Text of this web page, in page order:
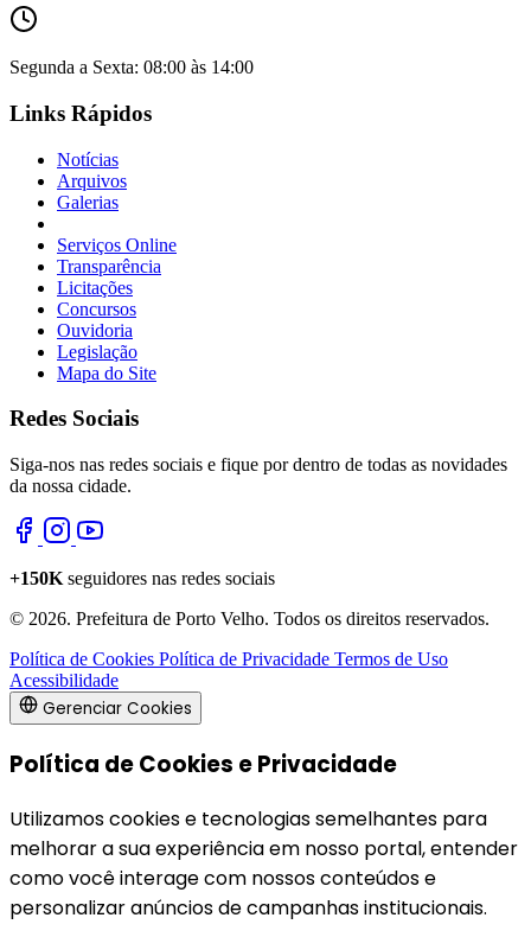
Segunda a Sexta: 08:00 às 14:00
Links Rápidos
Notícias
Arquivos
Galerias
Serviços Online
Transparência
Licitações
Concursos
Ouvidoria
Legislação
Mapa do Site
Redes Sociais
Siga-nos nas redes sociais e fique por dentro de todas as novidades
da nossa cidade.
+150K seguidores nas redes sociais
© 2026. Prefeitura de Porto Velho. Todos os direitos reservados.
Política de Cookies Política de Privacidade Termos de Uso
Acessibilidade
Gerenciar Cookies
Política de Cookies e Privacidade
Utilizamos cookies e tecnologias semelhantes para
melhorar a sua experiência em nosso portal, entender
como você interage com nossos conteúdos e
personalizar anúncios de campanhas institucionais.